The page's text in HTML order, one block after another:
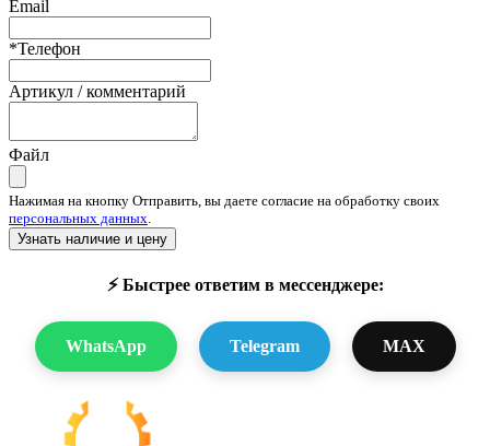
Email
*Телефон
Артикул / комментарий
Файл
Нажимая на кнопку Отправить, вы даете согласие на обработку своих
персональных данных
Узнать наличие и цену
⚡ Быстрее ответим в мессенджере:
WhatsApp Telegram MAX